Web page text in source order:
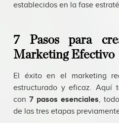
establecidos en la fase
7 Pasos para
Marketing Efectivo
El éxito en el marketing
estructurado y eficaz. Aquí
con 7 pasos esenciales,
de las tres etapas